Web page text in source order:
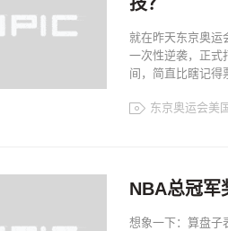
就在昨天东京奥
一次性逆袭，正式
间，简直比瞎记得
东京奥运会美
NBA总冠军
想象一下：算盘子